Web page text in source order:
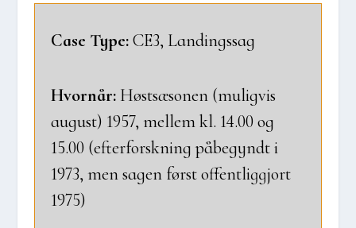
Case Type:CE3, Lan­dings­sag
Hvor­når:Høst­sæ­so­nen (mulig­vis
august) 1957, mel­lem kl. 14.00 og
15.00 (efter­forsk­ning påbe­gyndt i
1973, men sagen først offent­lig­gjort
1975)